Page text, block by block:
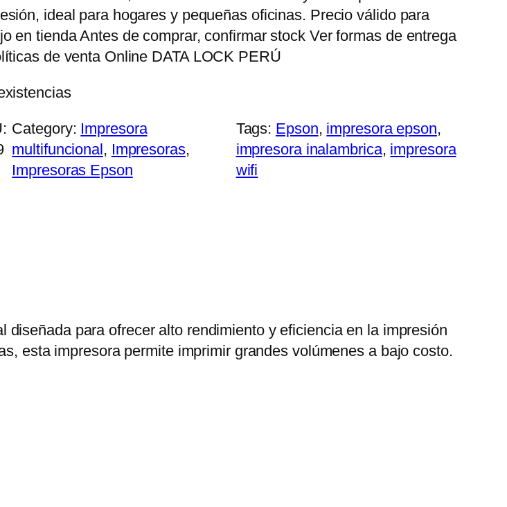
ideal para hogares y pequeñas oficinas. Precio válido para
en tienda Antes de comprar, confirmar stock Ver formas de entrega
de venta Online DATA LOCK PERÚ
Category: Impresora
multifuncional , Impresoras
Impresoras Epson
Tags: Epson, impresora epson
impresora inalambrica, impresora
wifi
para ofrecer alto rendimiento y eficiencia en la impresión
esta impresora permite imprimir grandes volúmenes a bajo costo.